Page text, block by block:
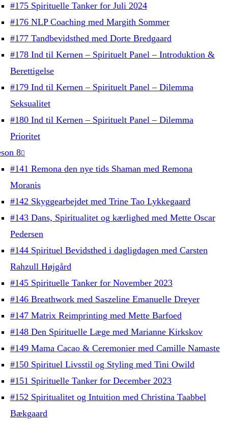
#175 Spirituelle Tanker for Juli 2024
#176 NLP Coaching med Margith Sommer
#177 Tandbevidsthed med Dorte Bredgaard
#178 Ind til Kernen – Spirituelt Panel – Introduktion &
Berettigelse
#179 Ind til Kernen – Spirituelt Panel – Dilemma
Seksualitet
#180 Ind til Kernen – Spirituelt Panel – Dilemma
Prioritet
8
#141 Remona den nye tids Shaman med Remona
Moranis
#142 Skyggearbejdet med Trine Tao Lykkegaard
#143 Dans, Spiritualitet og kærlighed med Mette Oscar
Pedersen
#144 Spirituel Bevidsthed i dagligdagen med Carsten
Rahzull Højgård
#145 Spirituelle Tanker for November 2023
#146 Breathwork med Saszeline Emanuelle Dreyer
#147 Matrix Reimprinting med Mette Barfoed
#148 Den Spirituelle Læge med Marianne Kirkskov
#149 Mama Cacao & Ceremonier med Camille Namaste
#150 Spirituel Livsstil og Styling med Tini Owild
#151 Spirituelle Tanker for December 2023
#152 Spiritualitet og Intuition med Christina Taabbel
Bækgaard